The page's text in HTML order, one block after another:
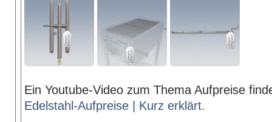
Ein Youtube-Video zum Thema Aufpreise
Edelstahl-Aufpreise | Kurz erklärt.